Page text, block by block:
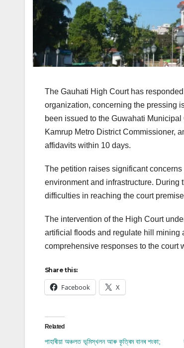
The Gauhati High Court has
organization, concerning the pressing
been issued to the Guwahati
Kamrup Metro District Commissioner,
affidavits within 10 days.
The petition raises significant
environment and infrastructure. During
difficulties in reaching the court
The intervention of the High Court
artificial floods and regulate hill mining
comprehensive responses to the court
Share this:
Facebook X
Related
পাহাৰীয়া অঞ্চলত ভূমিস্খলন আৰু কৃত্ৰিম বানৰ শংকা;